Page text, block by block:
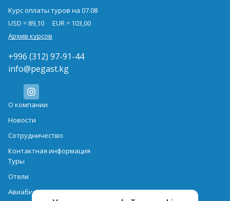
Курс оплаты туров на 07.08
USD = 89,10
EUR = 103,00
Архив курсов
+996 (312) 97-91-44
info@pegast.kg
О компании
Новости
Сотрудничество
Контактная информация
Туры
Отели
Авиабилеты